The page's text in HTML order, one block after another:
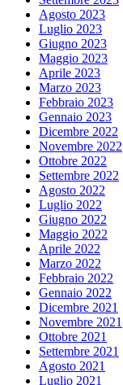
Agosto 2023
Luglio 2023
Giugno 2023
Maggio 2023
Aprile 2023
Marzo 2023
Febbraio 2023
Gennaio 2023
Dicembre 2022
Novembre 2022
Ottobre 2022
Settembre 2022
Agosto 2022
Luglio 2022
Giugno 2022
Maggio 2022
Aprile 2022
Marzo 2022
Febbraio 2022
Gennaio 2022
Dicembre 2021
Novembre 2021
Ottobre 2021
Settembre 2021
Agosto 2021
Luglio 2021